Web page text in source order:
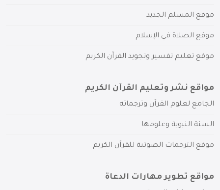
موقع المسلم الجديد
موقع الصلاة في الإسلام
موقع تعليم تفسير وتجويد القرآن الكريم
مواقع نشر وتعليم القرآن الكريم
الجامع لعلوم القرآن وترجماته
السنة النبوية وعلومها
موقع الترجمات الصوتية للقرآن الكريم
مواقع تطوير مهارات الدعاة